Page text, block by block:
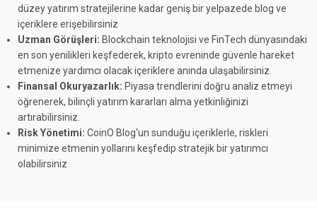
düzey yatırım stratejilerine kadar geniş bir yelpazede blog ve
içeriklere erişebilirsiniz
Uzman Görüşleri: Blockchain teknolojisi ve FinTech dünyasındaki
en son yenilikleri keşfederek, kripto evreninde güvenle hareket
etmenize yardımcı olacak içeriklere anında ulaşabilirsiniz.
Finansal Okuryazarlık: Piyasa trendlerini doğru analiz etmeyi
öğrenerek, bilinçli yatırım kararları alma yetkinliğinizi
artırabilirsiniz.
Risk Yönetimi: CoinO Blog'un sunduğu içeriklerle, riskleri
minimize etmenin yollarını keşfedip stratejik bir yatırımcı
olabilirsiniz